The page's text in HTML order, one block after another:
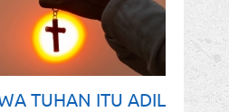
TUHAN ITU ADIL